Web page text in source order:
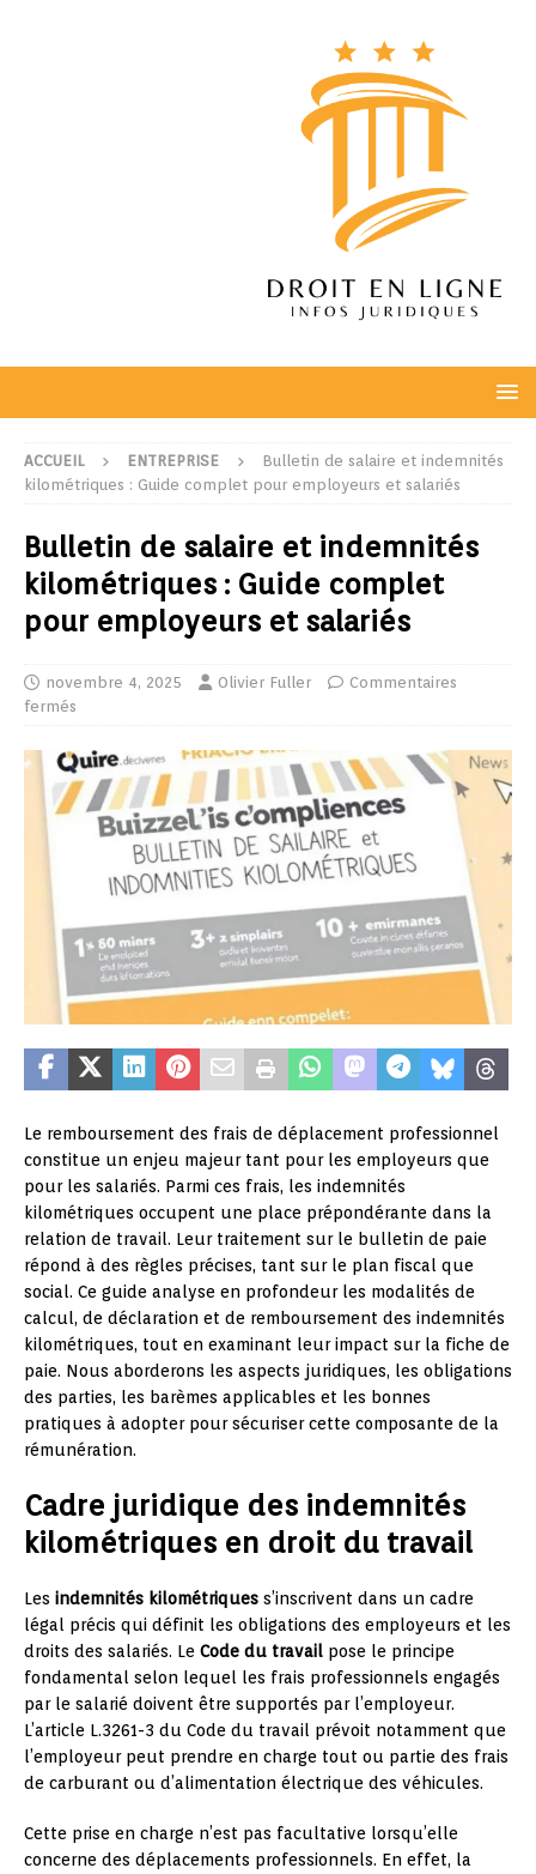
ACCUEIL ENTREPRISE
Bulletin de salaire et indemnités
kilométriques : Guide complet pour employeurs et salariés
Bulletin de salaire et indemnités
kilométriques : Guide complet
pour employeurs et salariés
novembre 4, 2025 Olivier Fuller
Commentaires
fermés
Le remboursement des frais de déplacement professionnel
constitue un enjeu majeur tant pour les employeurs que
pour les salariés. Parmi ces frais, les indemnités
kilométriques occupent une place prépondérante dans la
relation de travail. Leur traitement sur le bulletin de paie
répond à des règles précises, tant sur le plan fiscal que
social. Ce guide analyse en profondeur les modalités de
calcul, de déclaration et de remboursement des indemnités
kilométriques, tout en examinant leur impact sur la fiche de
paie. Nous aborderons les aspects juridiques, les obligations
des parties, les barèmes applicables et les bonnes
pratiques à adopter pour sécuriser cette composante de la
rémunération.
Cadre juridique des indemnités
kilométriques en droit du travail
Les indemnités kilométriques s’inscrivent dans un cadre
légal précis qui définit les obligations des employeurs et les
droits des salariés. Le Code du travail pose le principe
fondamental selon lequel les frais professionnels engagés
par le salarié doivent être supportés par l’employeur.
L’article L.3261-3 du Code du travail prévoit notamment que
l’employeur peut prendre en charge tout ou partie des frais
de carburant ou d’alimentation électrique des véhicules.
Cette prise en charge n’est pas facultative lorsqu’elle
concerne des déplacements professionnels. En effet, la